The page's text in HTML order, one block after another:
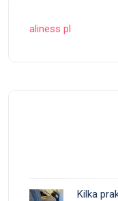
aliness pl
Kilka